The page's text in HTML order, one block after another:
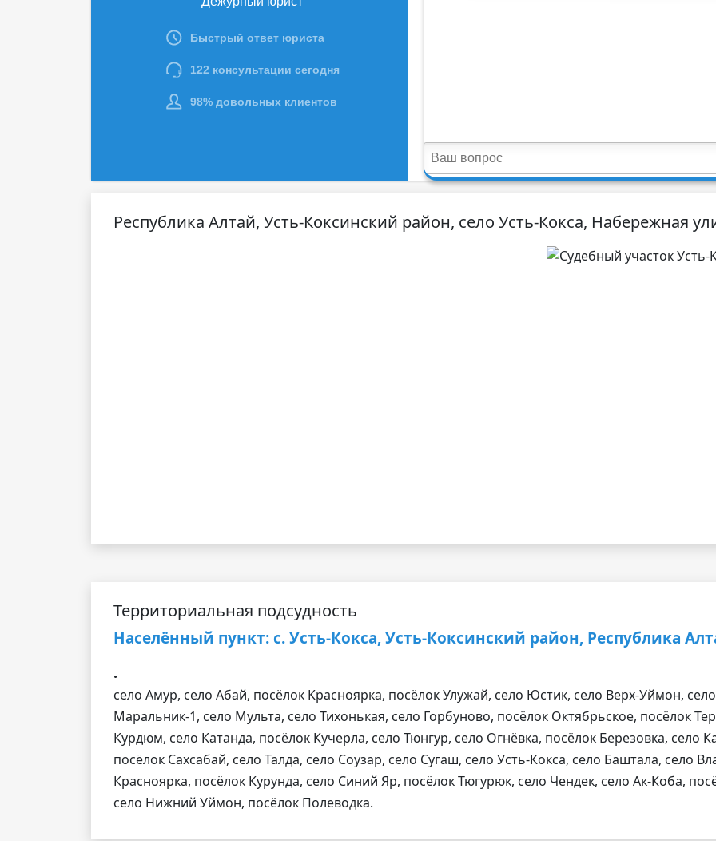
Республика Алтай, Усть-Коксинский район, село Усть-Кокса, Набережная
Территориальная подсудность
Населённый пункт: c. Усть-Кокса, Усть-Коксинский район, Республика
.
село Амур, село Абай, посёлок Красноярка, посёлок Улужай, село Юстик, село Верх-Уймон,
Маральник-1, село Мульта, село Тихонькая, село Горбуново, посёлок Октябрьское, посёлок
Курдюм, село Катанда, посёлок Кучерла, село Тюнгур, село Огнёвка, посёлок Березовка, село
посёлок Сахсабай, село Талда, село Соузар, село Сугаш, село Усть-Кокса, село Баштала, село
Красноярка, посёлок Курунда, село Синий Яр, посёлок Тюгурюк, село Чендек, село Ак-Коба,
село Нижний Уймон, посёлок Полеводка.